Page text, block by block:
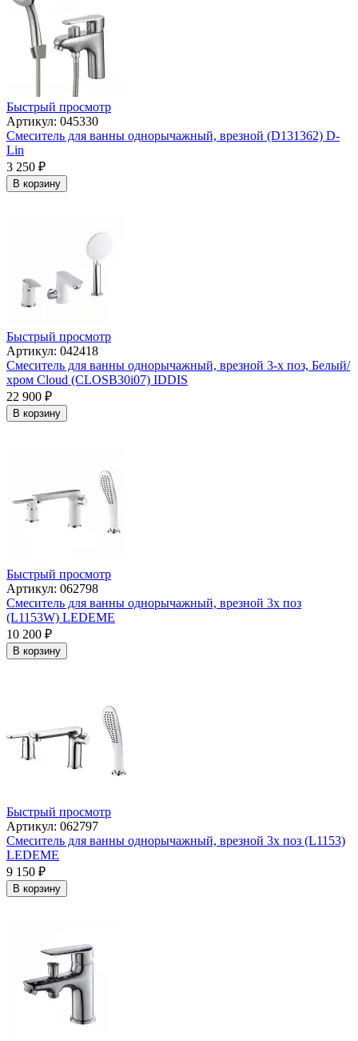
Быстрый просмотр
Артикул: 045330
Смеситель для ванны однорычажный, врезной (D131362) D-
Lin
3 250 ₽
В корзину
Быстрый просмотр
Артикул: 042418
Смеситель для ванны однорычажный, врезной 3-х поз, Белый/
хром Cloud (CLOSB30i07) IDDIS
22 900 ₽
В корзину
Быстрый просмотр
Артикул: 062798
Смеситель для ванны однорычажный, врезной 3х поз
(L1153W) LEDEME
10 200 ₽
В корзину
Быстрый просмотр
Артикул: 062797
Смеситель для ванны однорычажный, врезной 3х поз (L1153)
LEDEME
9 150 ₽
В корзину